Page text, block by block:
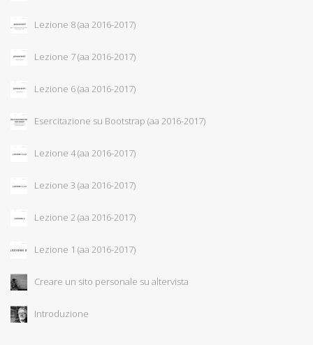
Lezione 8 (aa 2016-2017)
Lezione 7 (aa 2016-2017)
Lezione 6 (aa 2016-2017)
Esercitazione su Bootstrap (aa 2016-2017)
Lezione 4 (aa 2016-2017)
Lezione 3 (aa 2016-2017)
Lezione 2 (aa 2016-2017)
Lezione 1 (aa 2016-2017)
Creare un sito personale su altervista
Introduzione